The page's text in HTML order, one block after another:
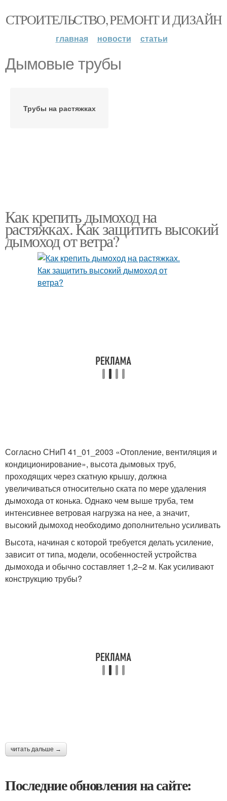
СТРОИТЕЛЬСТВО, РЕМОНТ И ДИЗАЙН
главная новости статьи
Дымовые трубы
Трубы на растяжках
Как крепить дымоход на
растяжках. Как защитить высокий
дымоход от ветра?
Согласно СНиП 41_01_2003 «Отопление, вентиляция и
кондиционирование», высота дымовых труб,
проходящих через скатную крышу, должна
увеличиваться относительно ската по мере удаления
дымохода от конька. Однако чем выше труба, тем
интенсивнее ветровая нагрузка на нее, а значит,
высокий дымоход необходимо дополнительно усиливать
Высота, начиная с которой требуется делать усиление,
зависит от типа, модели, особенностей устройства
дымохода и обычно составляет 1,2–2 м. Как усиливают
конструкцию трубы?
читать дальше →
Последние обновления на сайте: